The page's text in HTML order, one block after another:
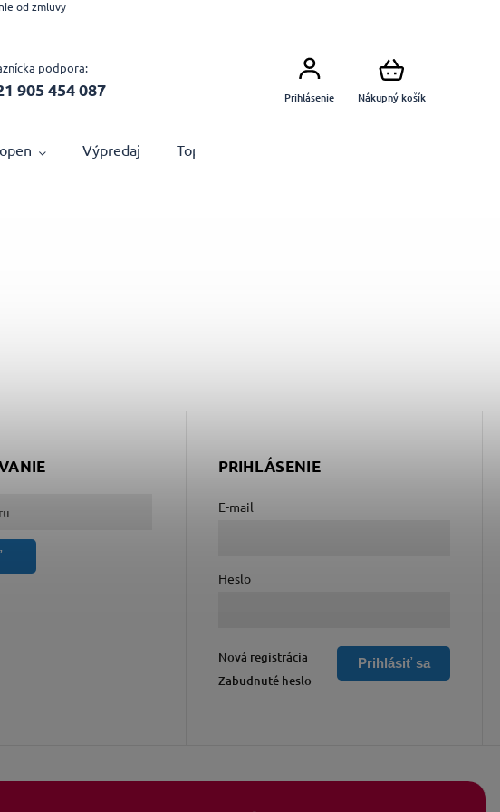
od zmluvy
podpora:
905 454 087 Nákupný košík
Prihlásenie
Výpredaj Top produkty
PRIHLÁSENIE
E-mail
Heslo
Prihlásiť sa
Nová registrácia
Zabudnuté heslo